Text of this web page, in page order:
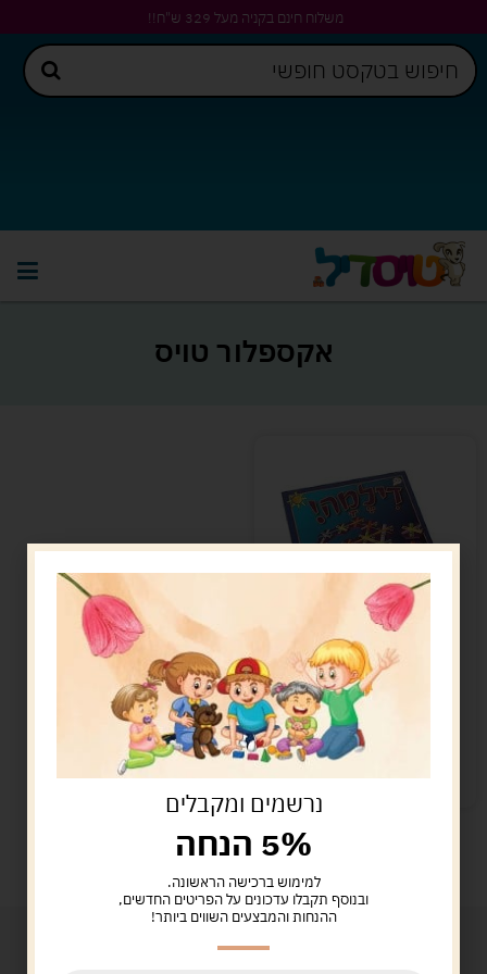
משלוח חינם בקניה מעל 329 ש"ח!!
אקספלור טויס
דילמה
99.00 ש"ח
הוספה לסל
קיים במלאי
נרשמים ומקבלים
5% הנחה
למימוש ברכישה הראשונה.
ובנוסף תקבלו עדכונים על הפריטים החדשים,
ההנחות והמבצעים השווים ביותר!